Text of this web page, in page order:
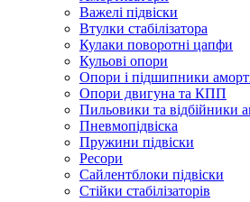
Важелі підвіски
Втулки стабілізатора
Кулаки поворотні цапфи
Кульові опори
Опори і підшипники
Опори двигуна та КПП
Пильовики та відбійники
Пневмопідвіска
Пружини підвіски
Ресори
Сайлентблоки підвіски
Стійки стабілізаторів